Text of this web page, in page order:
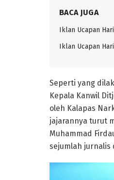
BACA JUGA
Iklan Ucapan
Iklan Ucapan
Seperti yang
Kepala Kanwil
oleh Kalapas
jajarannya turut
Muhammad
sejumlah jurnalis